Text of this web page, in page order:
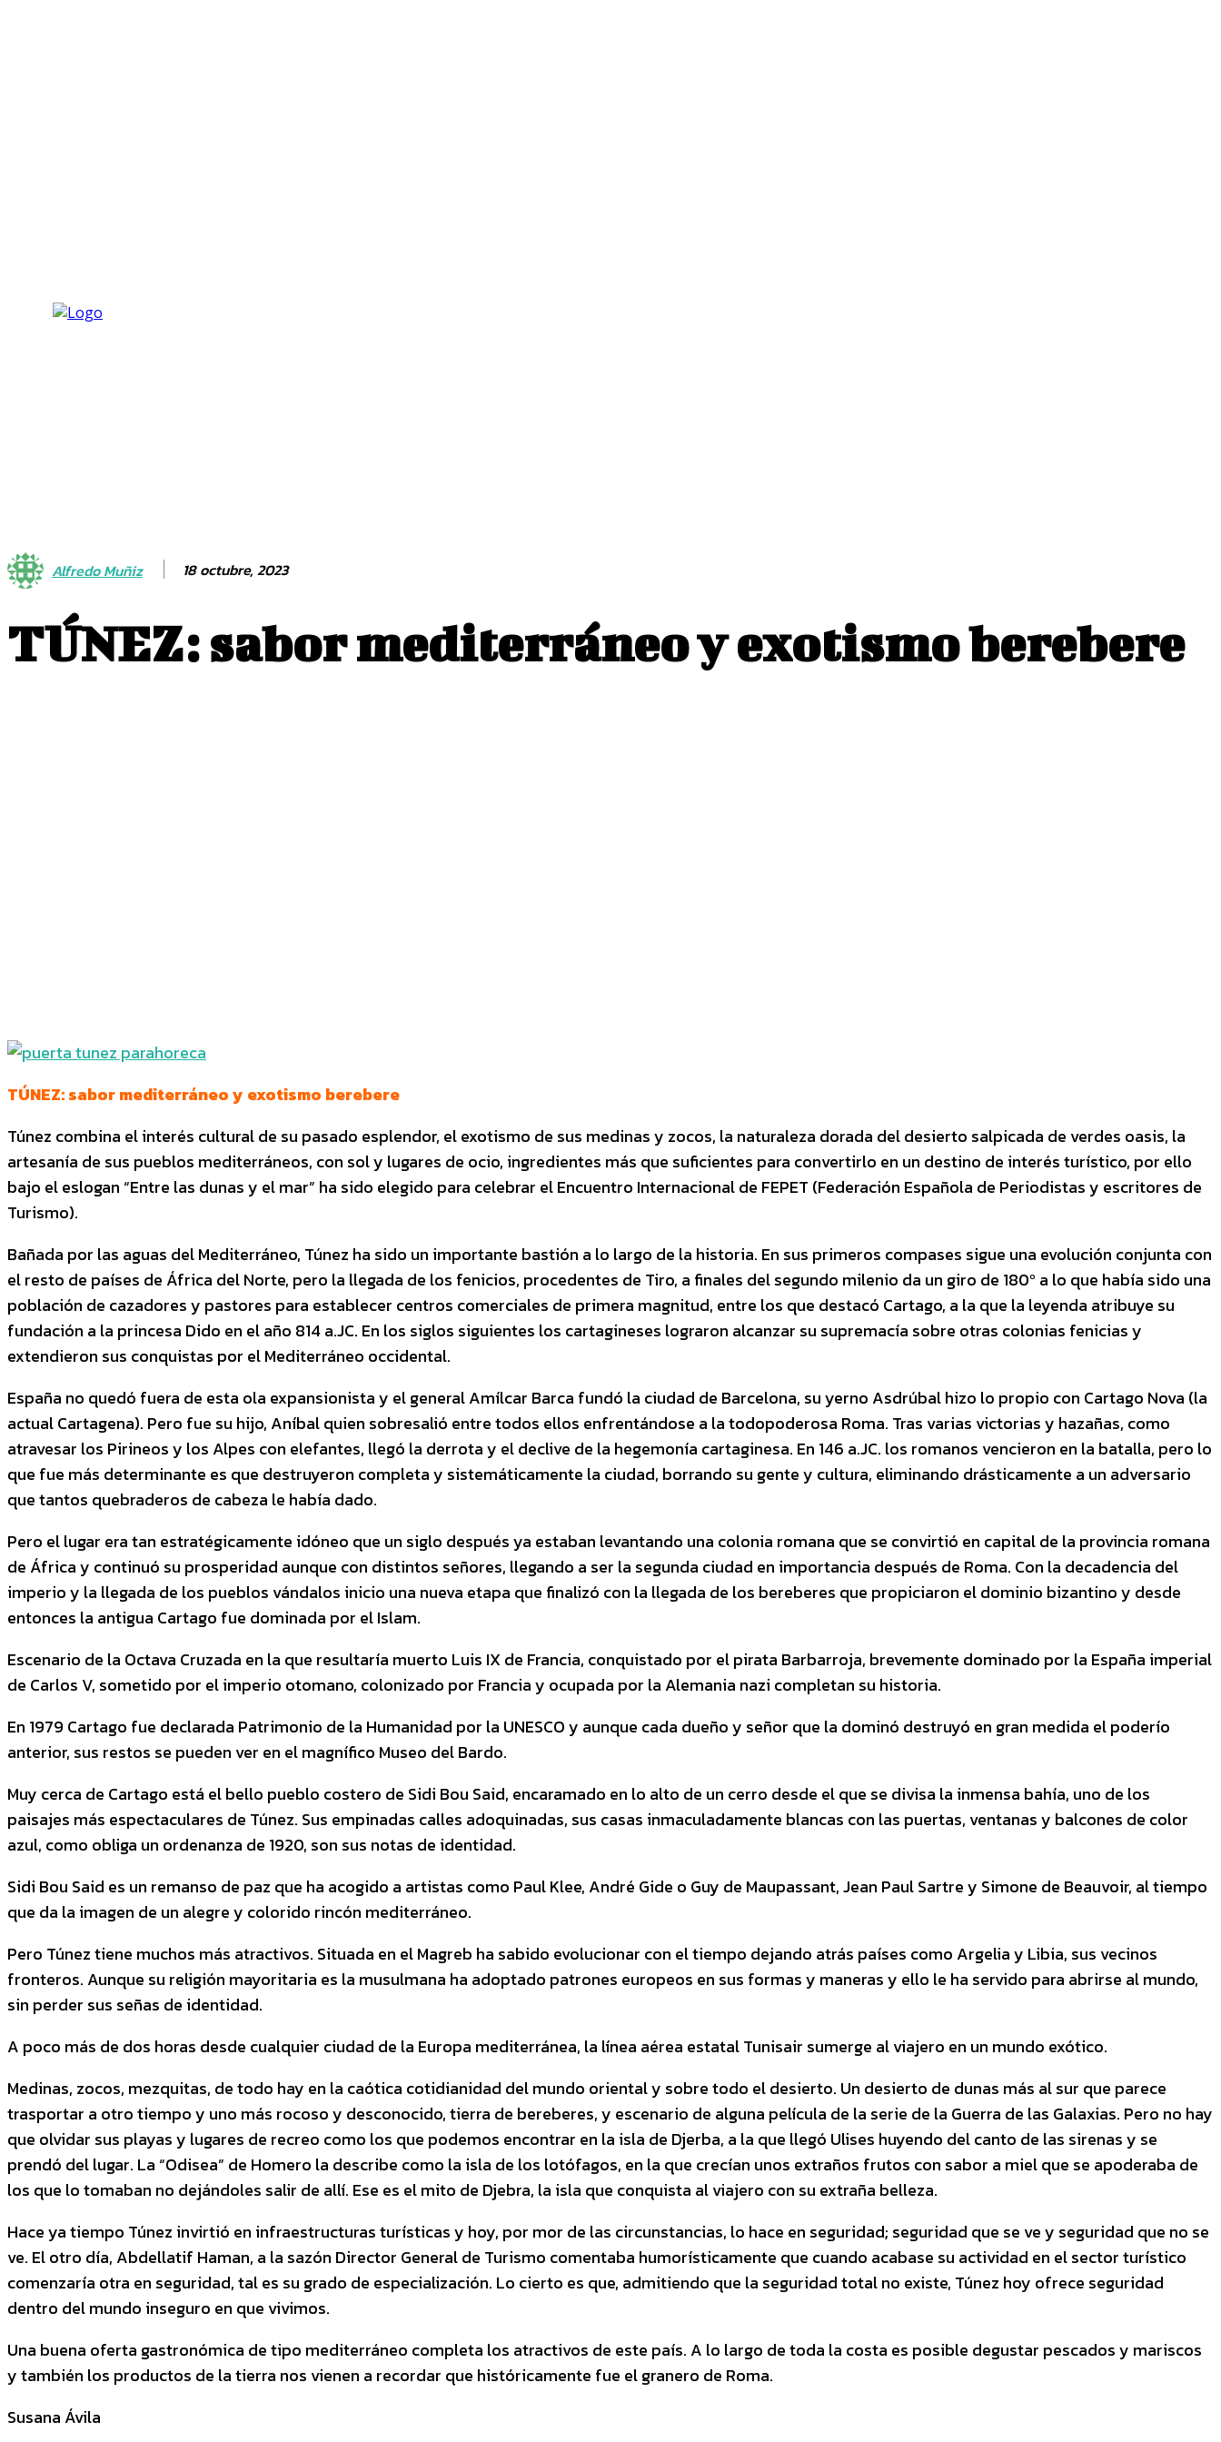
Alfredo Muñiz 18 octubre, 2023
TÚNEZ: sabor mediterráneo y exotismo berebere
TÚNEZ: sabor mediterráneo y exotismo berebere
Túnez combina el interés cultural de su pasado esplendor, el exotismo de sus medinas y zocos, la naturaleza dorada del desierto salpicada de verdes oasis, la
artesanía de sus pueblos mediterráneos, con sol y lugares de ocio, ingredientes más que suficientes para convertirlo en un destino de interés turístico, por ello
bajo el eslogan “Entre las dunas y el mar” ha sido elegido para celebrar el Encuentro Internacional de FEPET (Federación Española de Periodistas y escritores de
Turismo).
Bañada por las aguas del Mediterráneo, Túnez ha sido un importante bastión a lo largo de la historia. En sus primeros compases sigue una evolución conjunta con
el resto de países de África del Norte, pero la llegada de los fenicios, procedentes de Tiro, a finales del segundo milenio da un giro de 180º a lo que había sido una
población de cazadores y pastores para establecer centros comerciales de primera magnitud, entre los que destacó Cartago, a la que la leyenda atribuye su
fundación a la princesa Dido en el año 814 a.JC. En los siglos siguientes los cartagineses lograron alcanzar su supremacía sobre otras colonias fenicias y
extendieron sus conquistas por el Mediterráneo occidental.
España no quedó fuera de esta ola expansionista y el general Amílcar Barca fundó la ciudad de Barcelona, su yerno Asdrúbal hizo lo propio con Cartago Nova (la
actual Cartagena). Pero fue su hijo, Aníbal quien sobresalió entre todos ellos enfrentándose a la todopoderosa Roma. Tras varias victorias y hazañas, como
atravesar los Pirineos y los Alpes con elefantes, llegó la derrota y el declive de la hegemonía cartaginesa. En 146 a.JC. los romanos vencieron en la batalla, pero lo
que fue más determinante es que destruyeron completa y sistemáticamente la ciudad, borrando su gente y cultura, eliminando drásticamente a un adversario
que tantos quebraderos de cabeza le había dado.
Pero el lugar era tan estratégicamente idóneo que un siglo después ya estaban levantando una colonia romana que se convirtió en capital de la provincia romana
de África y continuó su prosperidad aunque con distintos señores, llegando a ser la segunda ciudad en importancia después de Roma. Con la decadencia del
imperio y la llegada de los pueblos vándalos inicio una nueva etapa que finalizó con la llegada de los bereberes que propiciaron el dominio bizantino y desde
entonces la antigua Cartago fue dominada por el Islam.
Escenario de la Octava Cruzada en la que resultaría muerto Luis IX de Francia, conquistado por el pirata Barbarroja, brevemente dominado por la España imperial
de Carlos V, sometido por el imperio otomano, colonizado por Francia y ocupada por la Alemania nazi completan su historia.
En 1979 Cartago fue declarada Patrimonio de la Humanidad por la UNESCO y aunque cada dueño y señor que la dominó destruyó en gran medida el poderío
anterior, sus restos se pueden ver en el magnífico Museo del Bardo.
Muy cerca de Cartago está el bello pueblo costero de Sidi Bou Said, encaramado en lo alto de un cerro desde el que se divisa la inmensa bahía, uno de los
paisajes más espectaculares de Túnez. Sus empinadas calles adoquinadas, sus casas inmaculadamente blancas con las puertas, ventanas y balcones de color
azul, como obliga un ordenanza de 1920, son sus notas de identidad.
Sidi Bou Said es un remanso de paz que ha acogido a artistas como Paul Klee, André Gide o Guy de Maupassant, Jean Paul Sartre y Simone de Beauvoir, al tiempo
que da la imagen de un alegre y colorido rincón mediterráneo.
Pero Túnez tiene muchos más atractivos. Situada en el Magreb ha sabido evolucionar con el tiempo dejando atrás países como Argelia y Libia, sus vecinos
fronteros. Aunque su religión mayoritaria es la musulmana ha adoptado patrones europeos en sus formas y maneras y ello le ha servido para abrirse al mundo,
sin perder sus señas de identidad.
A poco más de dos horas desde cualquier ciudad de la Europa mediterránea, la línea aérea estatal Tunisair sumerge al viajero en un mundo exótico.
Medinas, zocos, mezquitas, de todo hay en la caótica cotidianidad del mundo oriental y sobre todo el desierto. Un desierto de dunas más al sur que parece
trasportar a otro tiempo y uno más rocoso y desconocido, tierra de bereberes, y escenario de alguna película de la serie de la Guerra de las Galaxias. Pero no hay
que olvidar sus playas y lugares de recreo como los que podemos encontrar en la isla de Djerba, a la que llegó Ulises huyendo del canto de las sirenas y se
prendó del lugar. La “Odisea” de Homero la describe como la isla de los lotófagos, en la que crecían unos extraños frutos con sabor a miel que se apoderaba de
los que lo tomaban no dejándoles salir de allí. Ese es el mito de Djebra, la isla que conquista al viajero con su extraña belleza.
Hace ya tiempo Túnez invirtió en infraestructuras turísticas y hoy, por mor de las circunstancias, lo hace en seguridad; seguridad que se ve y seguridad que no se
ve. El otro día, Abdellatif Haman, a la sazón Director General de Turismo comentaba humorísticamente que cuando acabase su actividad en el sector turístico
comenzaría otra en seguridad, tal es su grado de especialización. Lo cierto es que, admitiendo que la seguridad total no existe, Túnez hoy ofrece seguridad
dentro del mundo inseguro en que vivimos.
Una buena oferta gastronómica de tipo mediterráneo completa los atractivos de este país. A lo largo de toda la costa es posible degustar pescados y mariscos
y también los productos de la tierra nos vienen a recordar que históricamente fue el granero de Roma.
Susana Ávila